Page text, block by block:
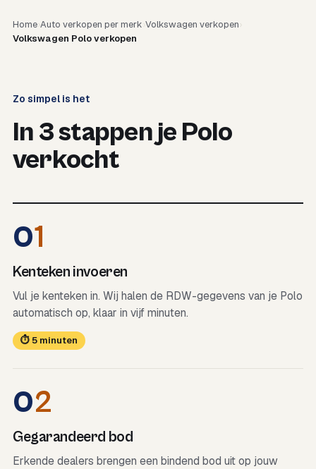
Home Auto verkopen per merk Volkswagen verkopen
Volkswagen Polo verkopen
Zo simpel is het
In 3 stappen je Polo
verkocht
01
Kenteken invoeren
Vul je kenteken in. Wij halen de RDW-gegevens van je Polo
automatisch op, klaar in vijf minuten.
⏱ 5 minuten
02
Gegarandeerd bod
Erkende dealers brengen een bindend bod uit op jouw